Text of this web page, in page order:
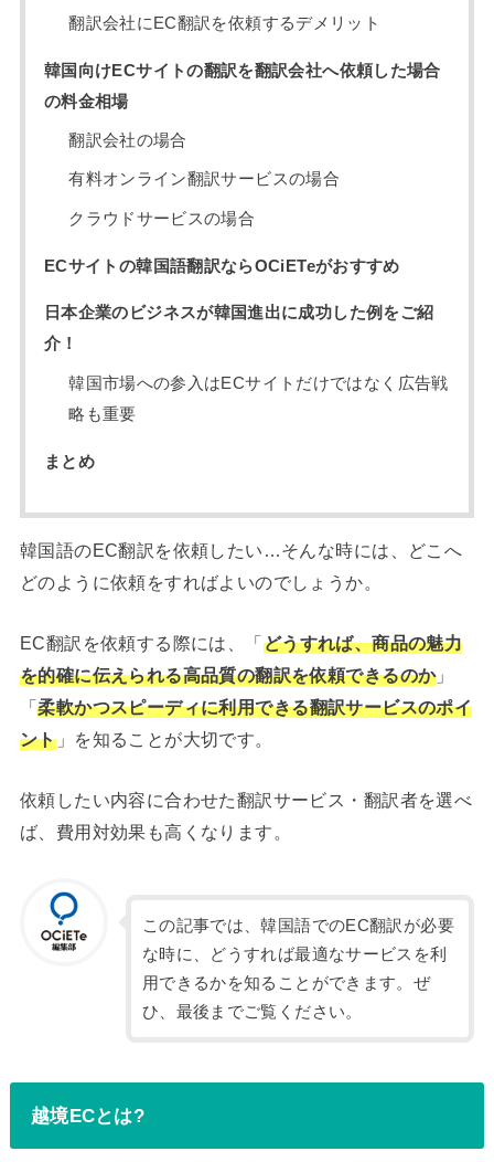
翻訳会社にEC翻訳を依頼するデメリット
韓国向けECサイトの翻訳を翻訳会社へ依頼した場合
の料金相場
翻訳会社の場合
有料オンライン翻訳サービスの場合
クラウドサービスの場合
ECサイトの韓国語翻訳ならOCiETeがおすすめ
日本企業のビジネスが韓国進出に成功した例をご紹
介！
韓国市場への参入はECサイトだけではなく広告戦
略も重要
まとめ
韓国語のEC翻訳を依頼したい…そんな時には、どこへ
どのように依頼をすればよいのでしょうか。
EC翻訳を依頼する際には、「どうすれば、商品の魅力
を的確に伝えられる高品質の翻訳を依頼できるのか」
「柔軟かつスピーディに利用できる翻訳サービスのポイ
ント」を知ることが大切です。
依頼したい内容に合わせた翻訳サービス・翻訳者を選べ
ば、費用対効果も高くなります。
この記事では、韓国語でのEC翻訳が必要
な時に、どうすれば最適なサービスを利
用できるかを知ることができます。ぜ
ひ、最後までご覧ください。
越境ECとは?